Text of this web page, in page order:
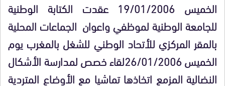
الخميس 19/01/2006 عقدت الكتابة الوطنية
للجامعة الوطنية لموظفي واعوان الجماعات المحلية
بالمقر المركزي للأتحاد الوطني للشغل بالمغرب يوم
الخميس 26/01/2006لقاء خصص لمدارسة الأشكال
النضالية المزمع اتخاذها تماشيا مع الأوضاع المتردية